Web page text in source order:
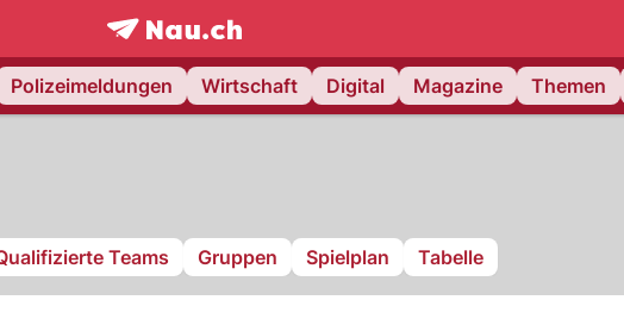
frontpage.NAU.ch
Polizeimeldungen Wirtschaft Digital Magazine Themen
Teams Gruppen Spielplan Tabelle